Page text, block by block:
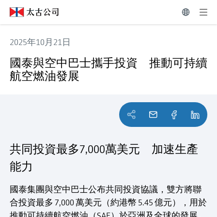
2025年10月21日
國泰與空中巴士攜手投資 推動可持續
航空燃油發展
共同投資最多7,000萬美元 加速生產
能力
國泰集團與空中巴士公布共同投資協議，雙方將聯
合投資最多 7,000 萬美元（約港幣 5.45 億元），用於